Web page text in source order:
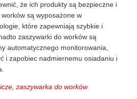
że ich produkty są bezpieczne i
są wyposażone w
które zapewniają szybkie i
zaszywarki do worków są
automatycznego monitorowania,
i zapobiec nadmiernemu osiadaniu i
, zaszywarka do worków